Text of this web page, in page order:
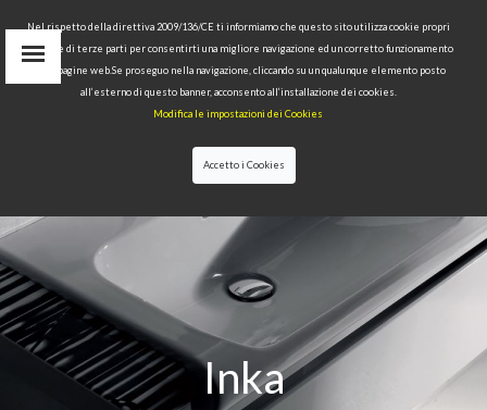
Inka
Nel rispetto della direttiva 2009/136/CE ti informiamo che questo sito utilizza cookie propri
tecnici e di terze parti per consentirti una migliore navigazione ed un corretto funzionamento
delle pagine web.Se proseguo nella navigazione, cliccando su un qualunque elemento posto
all’esterno di questo banner, acconsento all’installazione dei cookies.
Modifica le impostazioni dei Cookies
Accetto i Cookies